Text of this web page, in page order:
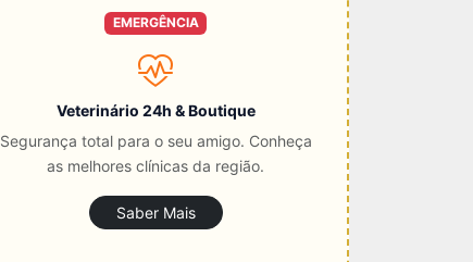
EMERGÊNCIA
Veterinário 24h & Boutique
Segurança total para o seu amigo. Conheça
as melhores clínicas da região.
Saber Mais